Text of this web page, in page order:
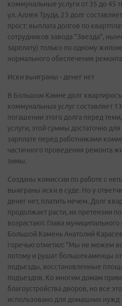
коммунальные услуги от 35 до 45
ул. Аллея Труда, 23 долг
прост: выплата долгов по
сотрудников завода "Звезда",
зарплату) только по одному
нормального обеспечения
Иски выиграны - денег нет
В Большом Камне долг
коммунальных услуг составляет
погашении этого долга перед
услуги, этой суммы достаточно
зарплате перед работниками
частичного проведения ремонта
зимы.
Созданы комиссии по работе с
выиграны иски в суде. Но у
денег нет, платить нечем. Долг
продолжает расти, их претензии
возрастают. Глава
Большой Камень Анатолий
горечью отметил: "Мы не можем
потому и рушат большекаменцы
подъезды, восстановленные
подъездов. Ко многим домам
благоустройства дворов, но все
использовано для домашних нужд